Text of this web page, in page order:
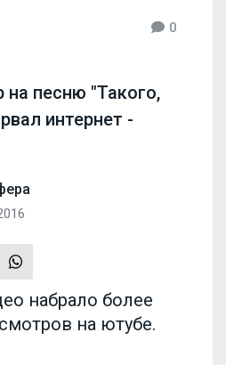
0
на песню "Такого,
интернет -
набрало более
на ютубе.